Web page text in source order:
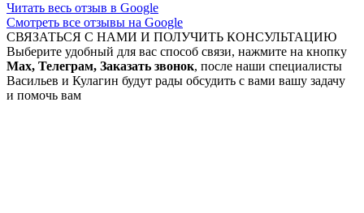
Читать весь отзыв в Google
Смотреть все отзывы на Google
СВЯЗАТЬСЯ С НАМИ И ПОЛУЧИТЬ КОНСУЛЬТАЦИЮ
Выберите удобный для вас способ связи, нажмите на кнопку
Max, Телеграм, Заказать звонок, после наши специалисты
Васильев и Кулагин будут рады обсудить с вами вашу задачу
и помочь вам